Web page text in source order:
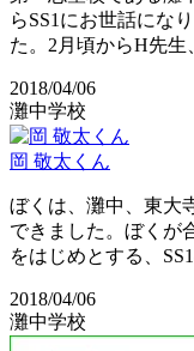
らSS1にお世話にな
た。2月頃からH先
2018/04/06
灘中学校
岡 敬太くん
ぼくは、灘中、東大
できました。ぼくが
をはじめとする、
2018/04/06
灘中学校